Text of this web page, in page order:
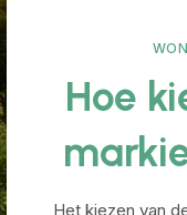
Hoe
Het kiezen van